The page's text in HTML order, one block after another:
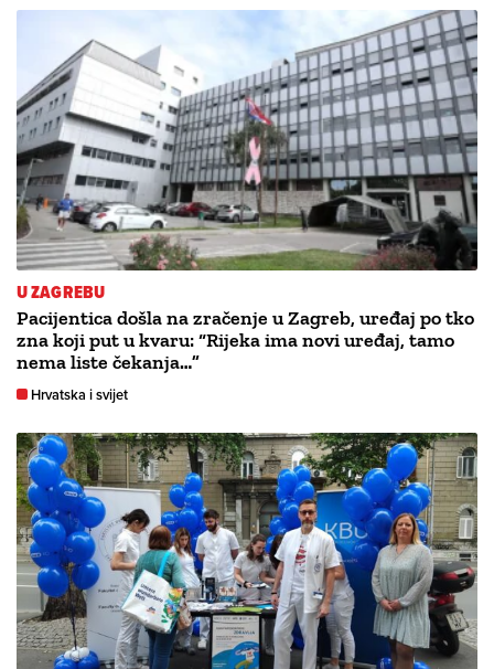
U ZAGREBU
Pacijentica došla na zračenje u Zagreb, uređaj po tko
zna koji put u kvaru: “Rijeka ima novi uređaj, tamo
nema liste čekanja…”
Hrvatska i svijet